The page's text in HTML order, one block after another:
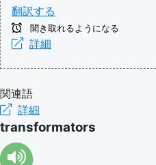
翻訳する
聞き取れるようになる
詳細
関連語
詳細
transformators